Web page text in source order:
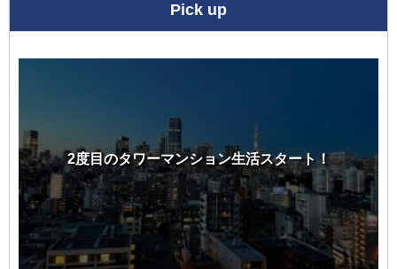
Pick up
2度目のタワーマンション生活スタート！